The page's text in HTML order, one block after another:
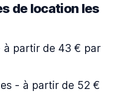
de location les
à partir de 43 € par
- à partir de 52 €